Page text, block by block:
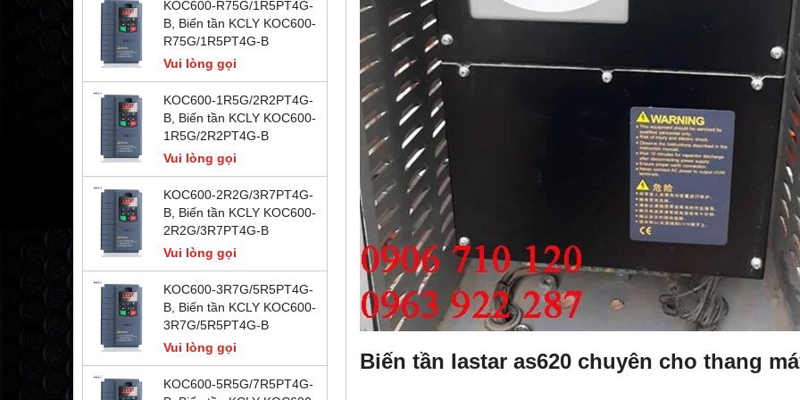
KOC600-R75G/1R5PT4G-
B, Biến tần KCLY KOC600-
R75G/1R5PT4G-B
Vui lòng gọi
KOC600-1R5G/2R2PT4G-
B, Biến tần KCLY KOC600-
1R5G/2R2PT4G-B
Vui lòng gọi
KOC600-2R2G/3R7PT4G-
B, Biến tần KCLY KOC600-
2R2G/3R7PT4G-B
Vui lòng gọi
KOC600-3R7G/5R5PT4G-
B, Biến tần KCLY KOC600-
3R7G/5R5PT4G-B
Vui lòng gọi
KOC600-5R5G/7R5PT4G-
Biến tần Iastar as620 chuyên cho thang